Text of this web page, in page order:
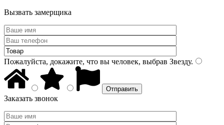
Вызвать замерщика
Пожалуйста, докажите, что вы человек, выбрав Звезду.
Заказать звонок